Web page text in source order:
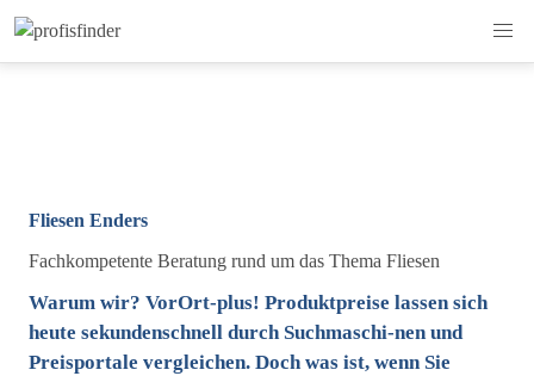
Fliesen Enders
Fachkompetente Beratung rund um das Thema Fliesen
Warum wir? VorOrt-plus! Produktpreise lassen sich
heute sekundenschnell durch Suchmaschi-nen und
Preisportale vergleichen. Doch was ist, wenn Sie